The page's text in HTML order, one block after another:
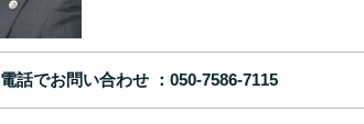
電話でお問い合わせ